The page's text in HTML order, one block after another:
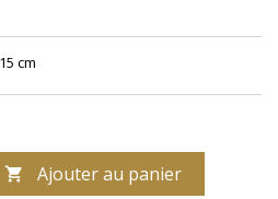
cm
 Ajouter au panier